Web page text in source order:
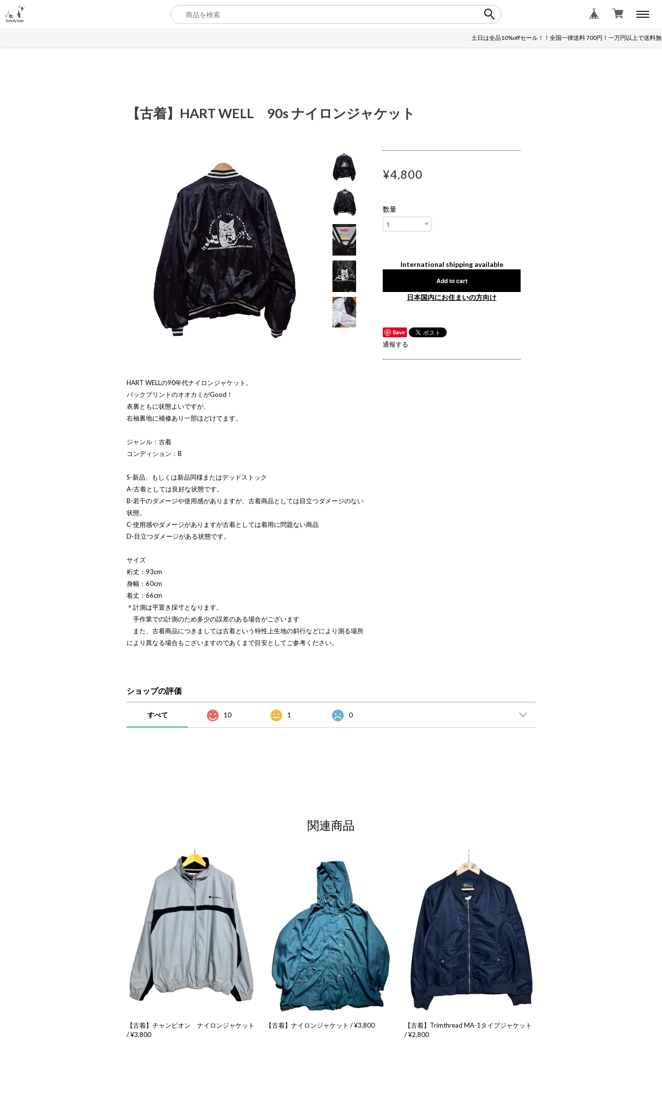
土日は全品10%offセール！！全国一律送料 700円！一万円以上で送料無料！
【古着】HART WELL 90s ナイロンジャケット
HART WELLの90年代ナイロンジャケット。
バックプリントのオオカミがGood！
表裏ともに状態よいですが、
右袖裏地に補修あり一部ほどけてます。
ジャンル：古着
コンディション：B
S-新品、もしくは新品同様またはデッドストック
A-古着としては良好な状態です。
B-若干のダメージや使用感がありますが、古着商品としては目立つダメージのない
状態。
C-使用感やダメージがありますが古着としては着用に問題ない商品
D-目立つダメージがある状態です。
サイズ
裄丈：93cm
身幅：60cm
着丈：66cm
＊計測は平置き採寸となります。
手作業での計測のため多少の誤差のある場合がございます
また、古着商品につきましては古着という特性上生地の斜行などにより測る場所
により異なる場合もございますのであくまで目安としてご参考ください。
¥4,800
数量
International shipping available
Add to cart
日本国内にお住まいの方向け
Save
通報する
ショップの評価
すべて 10 1 0
関連商品
【古着】チャンピオン ナイロンジャケット
/ ¥3,800
【古着】ナイロンジャケット / ¥3,800
【古着】Trimthread MA-1タイプジャケット
/ ¥2,800